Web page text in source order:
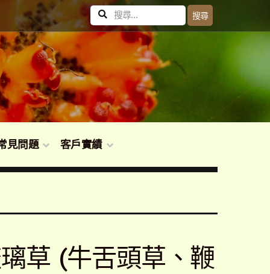
搜
尋
關
搜尋
見問題 客戶實績
草 (牛舌頭草、鞭